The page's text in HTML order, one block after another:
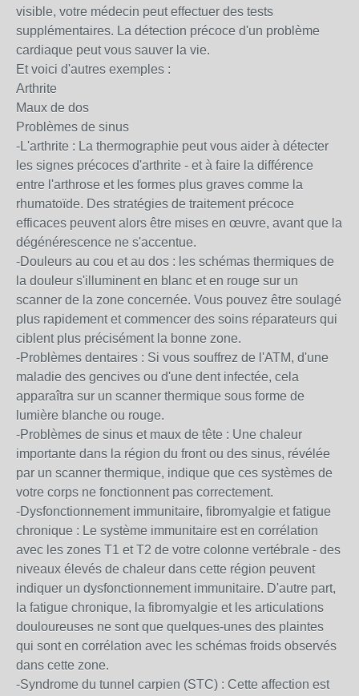
visible, votre médecin peut effectuer des tests
supplémentaires. La détection précoce d'un problème
cardiaque peut vous sauver la vie.
Et voici d'autres exemples :
Arthrite
Maux de dos
Problèmes de sinus
-L'arthrite : La thermographie peut vous aider à détecter
les signes précoces d'arthrite - et à faire la différence
entre l'arthrose et les formes plus graves comme la
rhumatoïde. Des stratégies de traitement précoce
efficaces peuvent alors être mises en œuvre, avant que la
dégénérescence ne s'accentue.
-Douleurs au cou et au dos : les schémas thermiques de
la douleur s'illuminent en blanc et en rouge sur un
scanner de la zone concernée. Vous pouvez être soulagé
plus rapidement et commencer des soins réparateurs qui
ciblent plus précisément la bonne zone.
-Problèmes dentaires : Si vous souffrez de l'ATM, d'une
maladie des gencives ou d'une dent infectée, cela
apparaîtra sur un scanner thermique sous forme de
lumière blanche ou rouge.
-Problèmes de sinus et maux de tête : Une chaleur
importante dans la région du front ou des sinus, révélée
par un scanner thermique, indique que ces systèmes de
votre corps ne fonctionnent pas correctement.
-Dysfonctionnement immunitaire, fibromyalgie et fatigue
chronique : Le système immunitaire est en corrélation
avec les zones T1 et T2 de votre colonne vertébrale - des
niveaux élevés de chaleur dans cette région peuvent
indiquer un dysfonctionnement immunitaire. D'autre part,
la fatigue chronique, la fibromyalgie et les articulations
douloureuses ne sont que quelques-unes des plaintes
qui sont en corrélation avec les schémas froids observés
dans cette zone.
-Syndrome du tunnel carpien (STC) : Cette affection est